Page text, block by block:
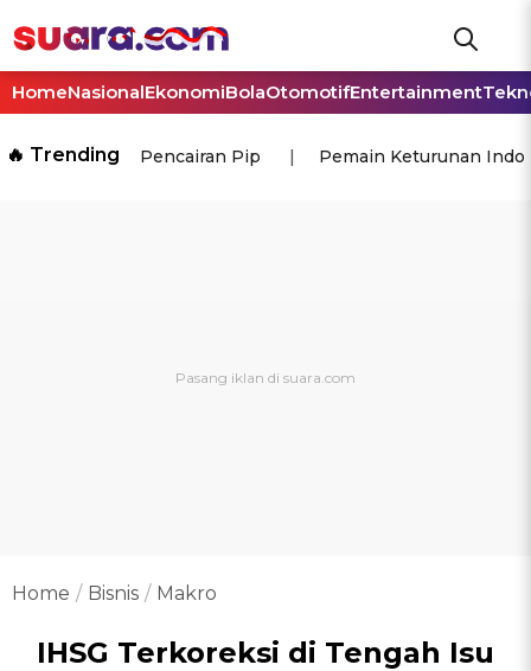
HomeNasionalEkonomiBolaOtomotifEntertainment
🔥 Trending Pencairan Pip Pemain Keturunan
Home Bisnis Makro
IHSG Terkoreksi di Tengah Isu